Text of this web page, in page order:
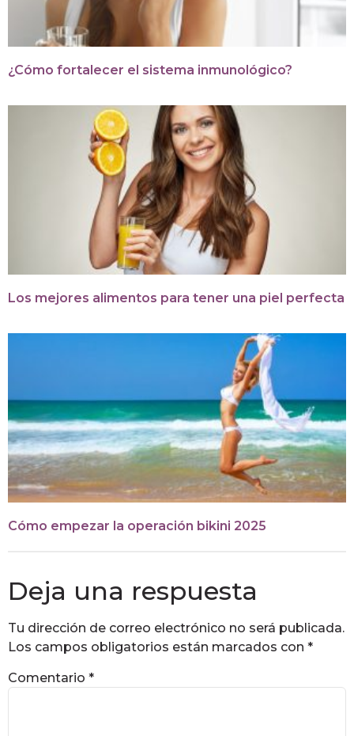
¿Cómo fortalecer el sistema inmunológico?
Los mejores alimentos para tener una piel perfecta
Cómo empezar la operación bikini 2025
Deja una respuesta
Tu dirección de correo electrónico no será publicada.
Los campos obligatorios están marcados con *
Comentario *